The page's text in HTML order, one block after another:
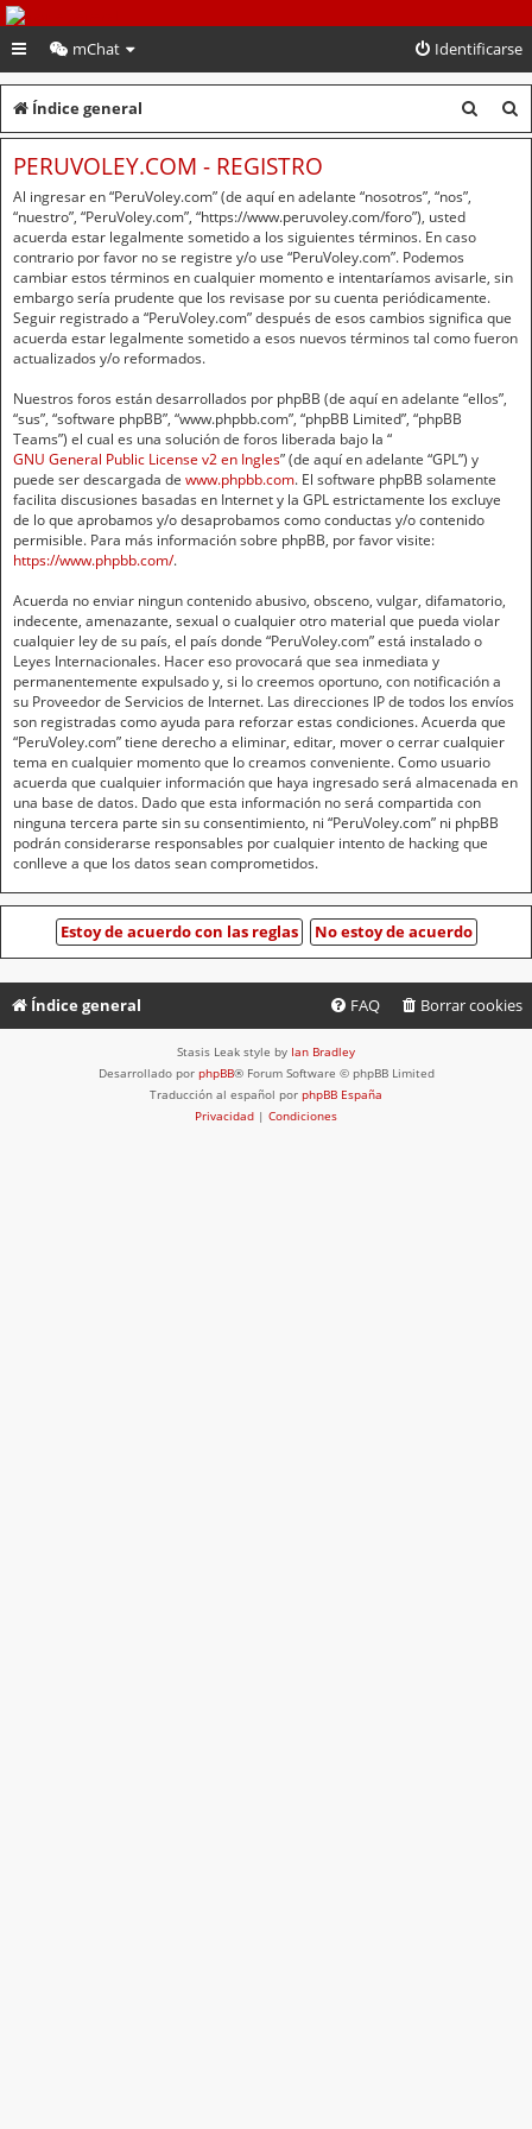
PeruVoley.com
mChat Identificarse
Índice general
u
u
r
PERUVOLEY.COM - REGISTRO
Al ingresar en “PeruVoley.com” (de aquí en adelante “nosotros”, “nos”,
“nuestro”, “PeruVoley.com”, “https://www.peruvoley.com/foro”), usted
acuerda estar legalmente sometido a los siguientes términos. En caso
contrario por favor no se registre y/o use “PeruVoley.com”. Podemos
cambiar estos términos en cualquier momento e intentaríamos avisarle, sin
embargo sería prudente que los revisase por su cuenta periódicamente.
Seguir registrado a “PeruVoley.com” después de esos cambios significa que
acuerda estar legalmente sometido a esos nuevos términos tal como fueron
actualizados y/o reformados.
Nuestros foros están desarrollados por phpBB (de aquí en adelante “ellos”,
“sus”, “software phpBB”, “www.phpbb.com”, “phpBB Limited”, “phpBB
Teams”) el cual es una solución de foros liberada bajo la “
GNU General Public License v2 en Ingles” (de aquí en adelante “GPL”) y
puede ser descargada de www.phpbb.com. El software phpBB solamente
facilita discusiones basadas en Internet y la GPL estrictamente los excluye
de lo que aprobamos y/o desaprobamos como conductas y/o contenido
permisible. Para más información sobre phpBB, por favor visite:
https://www.phpbb.com/.
Acuerda no enviar ningun contenido abusivo, obsceno, vulgar, difamatorio,
indecente, amenazante, sexual o cualquier otro material que pueda violar
cualquier ley de su país, el país donde “PeruVoley.com” está instalado o
Leyes Internacionales. Hacer eso provocará que sea inmediata y
permanentemente expulsado y, si lo creemos oportuno, con notificación a
su Proveedor de Servicios de Internet. Las direcciones IP de todos los envíos
son registradas como ayuda para reforzar estas condiciones. Acuerda que
“PeruVoley.com” tiene derecho a eliminar, editar, mover o cerrar cualquier
tema en cualquier momento que lo creamos conveniente. Como usuario
acuerda que cualquier información que haya ingresado será almacenada en
una base de datos. Dado que esta información no será compartida con
ninguna tercera parte sin su consentimiento, ni “PeruVoley.com” ni phpBB
podrán considerarse responsables por cualquier intento de hacking que
conlleve a que los datos sean comprometidos.
Índice general Borrar cookies
FAQ
Stasis Leak style by Ian Bradley
Desarrollado por phpBB® Forum Software © phpBB Limited
Traducción al español por phpBB España
Privacidad | Condiciones